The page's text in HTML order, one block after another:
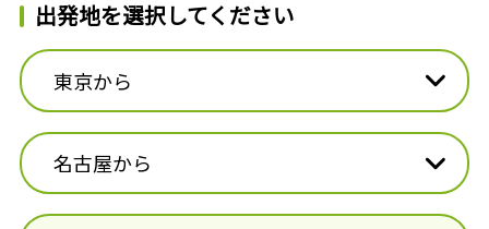
出発地を選択してください
東京から
名古屋から